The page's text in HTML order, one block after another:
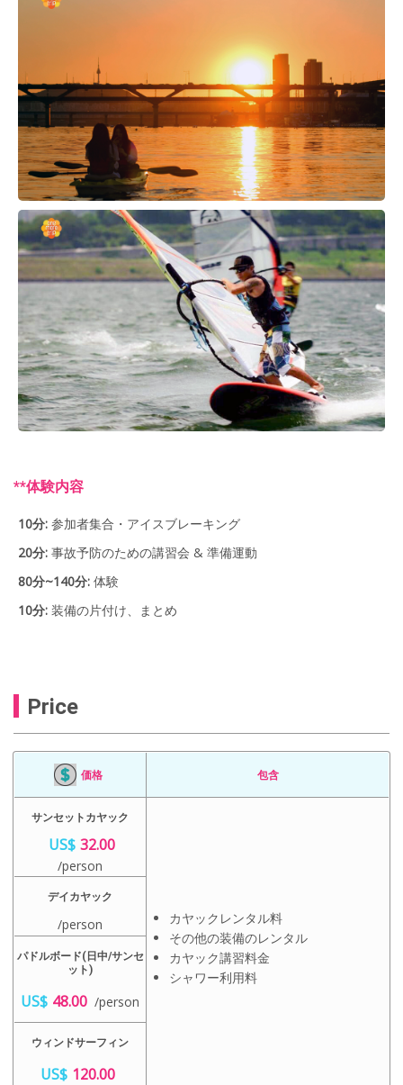
**体験内容
10分: 参加者集合・アイスブレーキング
20分: 事故予防のための講習会 & 準備運動
80分~140分: 体験
10分: 装備の片付け、まとめ
Price
価格 包含
サンセットカヤック
US$ 32.00
/person
カヤックレンタル料
その他の装備のレンタル
カヤック講習料金
シャワー利用料
デイカヤック
/person
パドルボード(日中/サンセ
ット)
US$ 48.00 /person
ウィンドサーフィン
US$ 120.00